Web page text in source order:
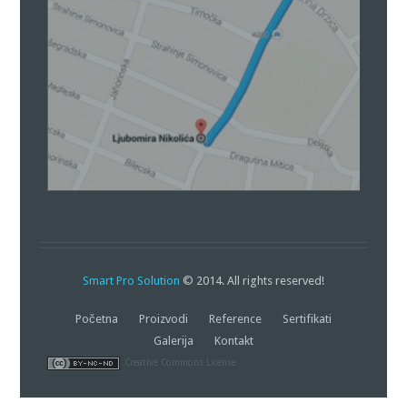
Smart Pro Solution © 2014. All rights reserved!
Početna Proizvodi Reference
Sertifikati
Galerija
Kontakt
Creative Commons License